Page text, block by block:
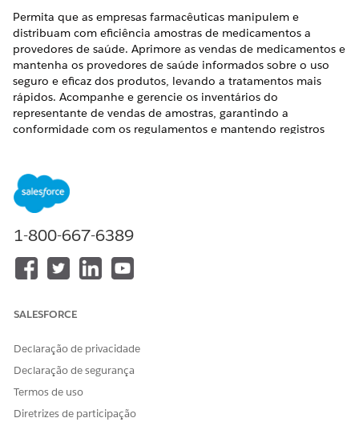
Permita que as empresas farmacêuticas manipulem e
distribuam com eficiência amostras de medicamentos a
provedores de saúde. Aprimore as vendas de medicamentos e
mantenha os provedores de saúde informados sobre o uso
seguro e eficaz dos produtos, levando a tratamentos mais
rápidos. Acompanhe e gerencie os inventários do
representante de vendas de amostras, garantindo a
conformidade com os regulamentos e mantendo registros
de baixa renda e garantir práticas éticas e conformidade
regulatória.
EDIÇÕES OBRIGATÓRIAS
Disponível em: Lightning Experience
Cloud para Engajamento do cliente e o pacote gerenciado
Ajude os usuários a solicitar e gerenciar amostras em um
só lugar. Defina lotes de produtos e identificadores
exclusivos para simplificar o rastreamento das operações
1-800-667-6389
SALESFORCE
Declaração de privacidade
Declaração de segurança
Termos de uso
Diretrizes de participação